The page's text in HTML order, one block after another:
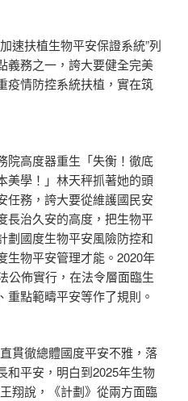
扶植生物平安保證系統”列
義務之一，誇大要健全完美
疫情防控系統扶植，實在筑
高度器重生「失衡！徹底
美學！」林天秤抓著她的頭
任務，誇大要從維護國民安
長治久安的高度，把生物平
劃國度生物平安風險防控和
生物平安管理才能。2020年
公佈實行，在法令層面臨生
點範疇平安等作了規則。
徹總體國度平安不雅，落
和平安，明白到2025年生物
翔說，《計劃》從兩方面臨